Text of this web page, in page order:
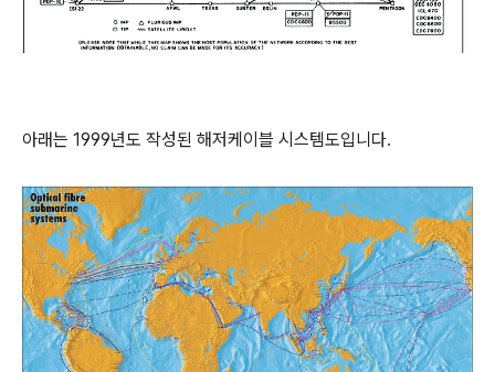
아래는 1999년도 작성된 해저케이블 시스템도입니다.